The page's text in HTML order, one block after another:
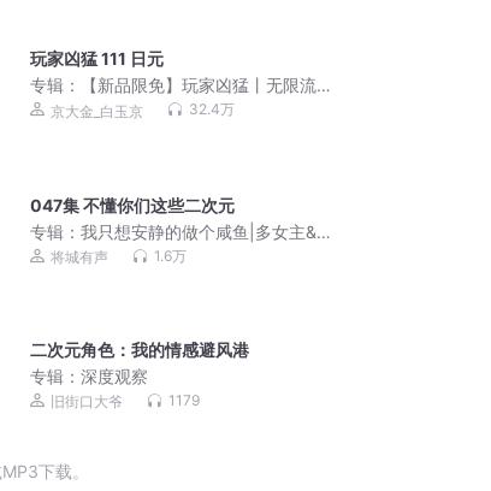
玩家凶猛 111 日元
专辑：
【新品限免】玩家凶猛丨无限流
爆笑多人有声剧
京大金_白玉京 32.4万
047集 不懂你们这些二次元
专辑：我只想安静的做个咸鱼|多女主&
神豪逆袭|系统开挂|多人有声剧
将城有声 1.6万
二次元角色：我的情感避风港
专辑：深度观察
旧街口大爷 1179
下载。